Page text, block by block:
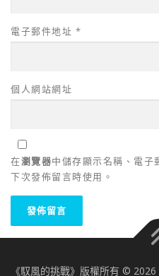
電子郵件地址 *
個人網站網址
在瀏覽器中儲存顯示名稱、電子
下次發佈留言時使用。
《馭風的挑戰》版權所有 © 2026